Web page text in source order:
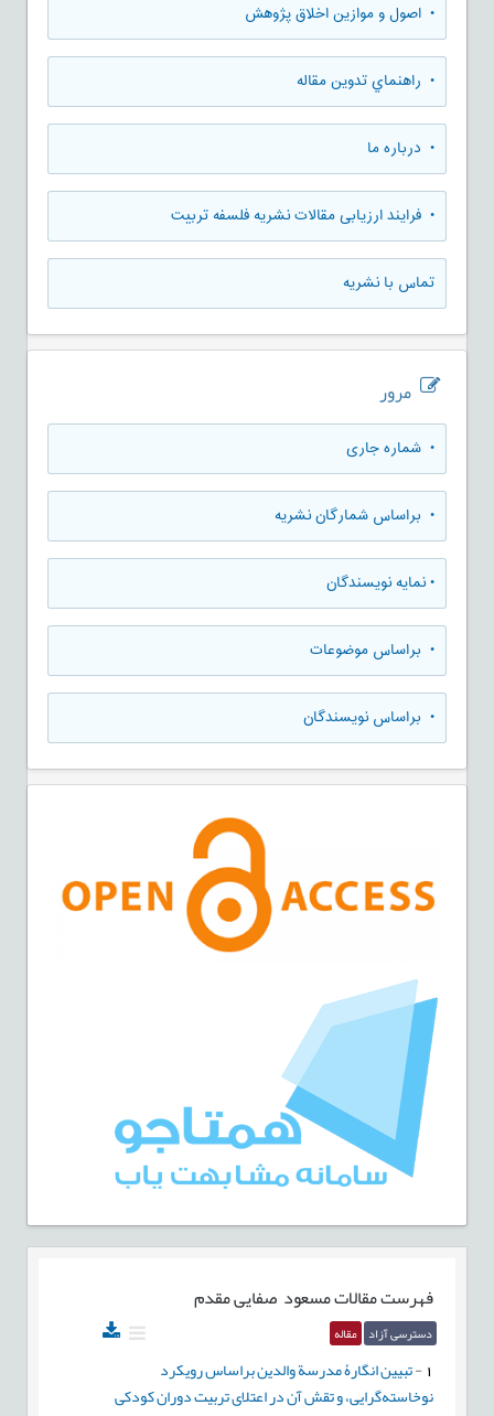
• اصول و موازین اخلاق پژوهش
• راهنماي تدوين مقاله
• درباره ما
• فرایند ارزیابی مقالات نشریه فلسفه تربیت
تماس با نشریه
مرور
• شماره جاری
• براساس شمارگان نشریه
•نمایه نویسندگان
• براساس موضوعات
• براساس نویسندگان
فهرست مقالاتمسعود صفایی مقدم
دسترسی آزاد مقاله
-تبیین انگارۀ مدرسة والدین براساس رویکرد
نوخاسته‌گرایی، و تقش آن در اعتلای تربیت دوران کودکی